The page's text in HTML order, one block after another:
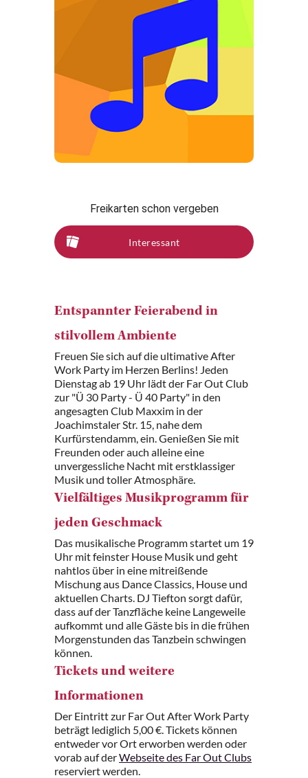
Freikarten schon vergeben
Interessant
Entspannter Feierabend in
stilvollem Ambiente
Freuen Sie sich auf die ultimative After
Work Party im Herzen Berlins! Jeden
Dienstag ab 19 Uhr lädt der Far Out Club
zur "Ü 30 Party - Ü 40 Party" in den
angesagten Club Maxxim in der
Joachimstaler Str. 15, nahe dem
Kurfürstendamm, ein. Genießen Sie mit
Freunden oder auch alleine eine
unvergessliche Nacht mit erstklassiger
Musik und toller Atmosphäre.
Vielfältiges Musikprogramm für
jeden Geschmack
Das musikalische Programm startet um 19
Uhr mit feinster House Musik und geht
nahtlos über in eine mitreißende
Mischung aus Dance Classics, House und
aktuellen Charts. DJ Tiefton sorgt dafür,
dass auf der Tanzfläche keine Langeweile
aufkommt und alle Gäste bis in die frühen
Morgenstunden das Tanzbein schwingen
können.
Tickets und weitere
Informationen
Der Eintritt zur Far Out After Work Party
beträgt lediglich 5,00 €. Tickets können
entweder vor Ort erworben werden oder
vorab auf derWebseite des Far Out Clubs
reserviert werden.